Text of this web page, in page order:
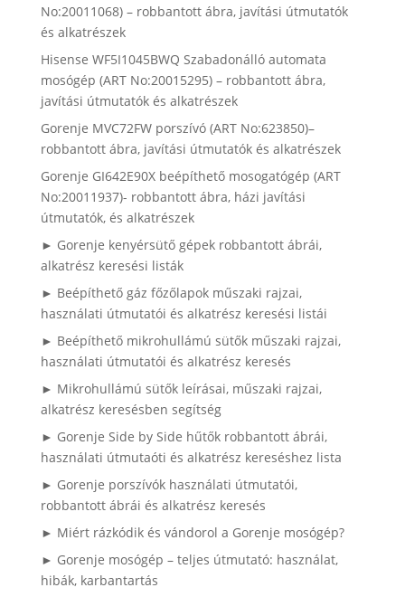
No:20011068) – robbantott ábra, javítási útmutatók
és alkatrészek
Hisense WF5I1045BWQ Szabadonálló automata
mosógép (ART No:20015295) – robbantott ábra,
javítási útmutatók és alkatrészek
Gorenje MVC72FW porszívó (ART No:623850)–
robbantott ábra, javítási útmutatók és alkatrészek
Gorenje GI642E90X beépíthető mosogatógép (ART
No:20011937)- robbantott ábra, házi javítási
útmutatók, és alkatrészek
► Gorenje kenyérsütő gépek robbantott ábrái,
alkatrész keresési listák
► Beépíthető gáz főzőlapok műszaki rajzai,
használati útmutatói és alkatrész keresési listái
► Beépíthető mikrohullámú sütők műszaki rajzai,
használati útmutatói és alkatrész keresés
► Mikrohullámú sütők leírásai, műszaki rajzai,
alkatrész keresésben segítség
► Gorenje Side by Side hűtők robbantott ábrái,
használati útmutaóti és alkatrész kereséshez lista
► Gorenje porszívók használati útmutatói,
robbantott ábrái és alkatrész keresés
► Miért rázkódik és vándorol a Gorenje mosógép?
► Gorenje mosógép – teljes útmutató: használat,
hibák, karbantartás